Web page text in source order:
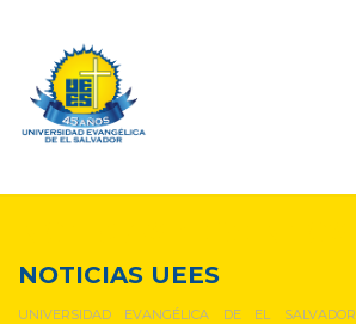
NOTICIAS UEES
UNIVERSIDAD EVANGÉLICA DE EL SALVADOR